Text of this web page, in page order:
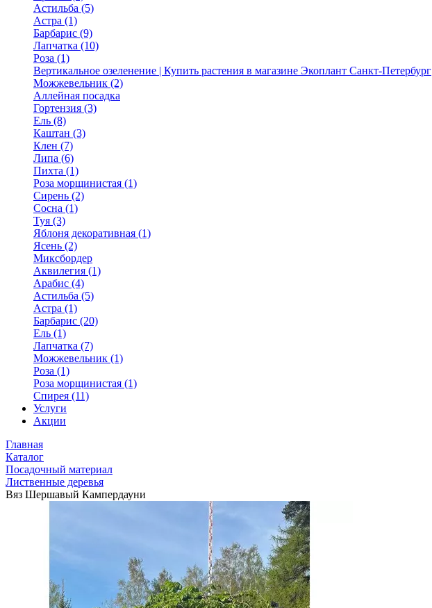
Астильба (5)
Астра (1)
Барбарис (9)
Лапчатка (10)
Роза (1)
Вертикальное озеленение | Купить растения в магазине Экоплант Санкт-Петербург
Можжевельник (2)
Аллейная посадка
Гортензия (3)
Ель (8)
Каштан (3)
Клен (7)
Липа (6)
Пихта (1)
Роза морщинистая (1)
Сирень (2)
Сосна (1)
Туя (3)
Яблоня декоративная (1)
Ясень (2)
Миксбордер
Аквилегия (1)
Арабис (4)
Астильба (5)
Астра (1)
Барбарис (20)
Ель (1)
Лапчатка (7)
Можжевельник (1)
Роза (1)
Роза морщинистая (1)
Спирея (11)
Услуги
Акции
Главная
Каталог
Посадочный материал
Лиственные деревья
Вяз Шершавый Кампердауни